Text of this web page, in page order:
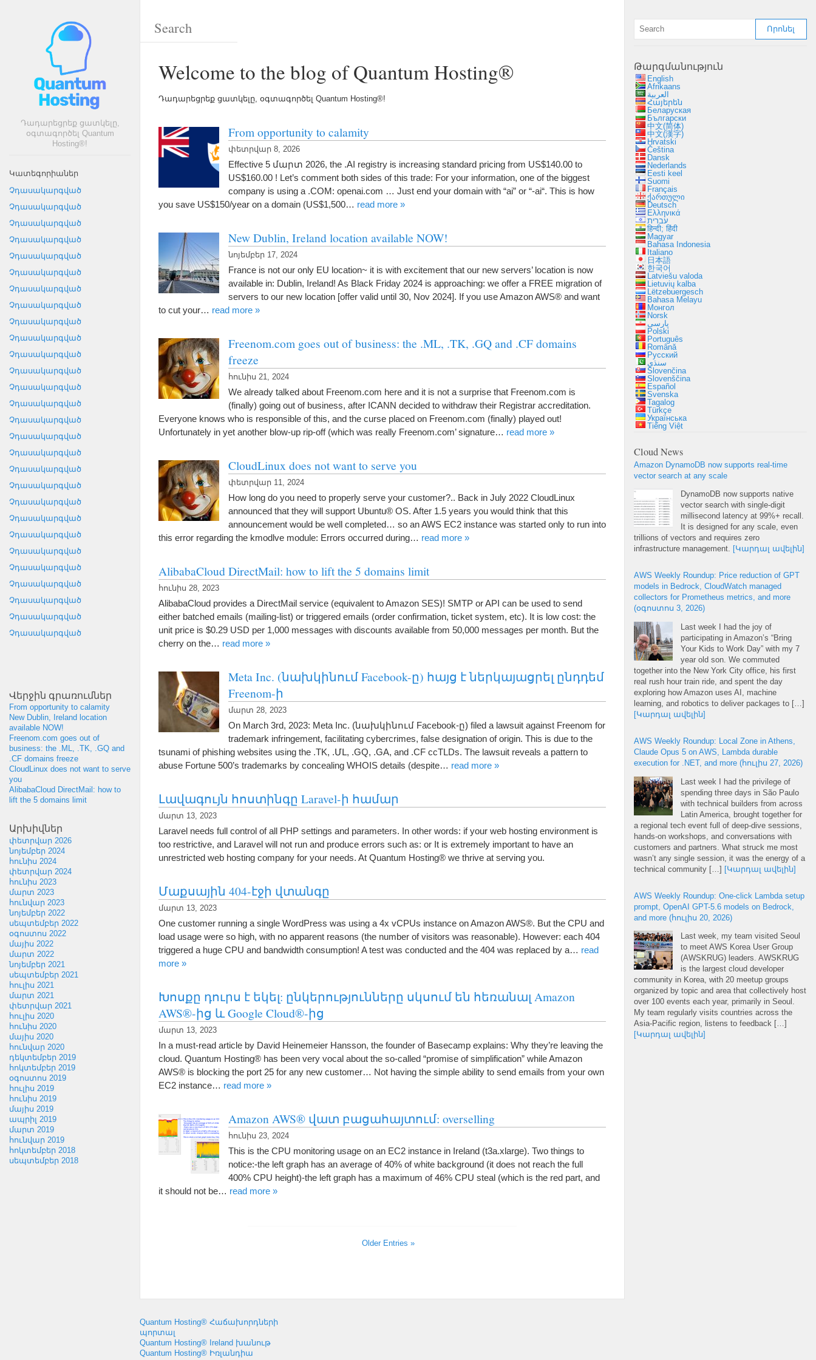
Դադարեցրեք ցատկելը,
օգտագործել Quantum
Hosting®!
Կատեգորիաներ
Չդասակարգված
Չդասակարգված
Չդասակարգված
Չդասակարգված
Չդասակարգված
Չդասակարգված
Չդասակարգված
Չդասակարգված
Չդասակարգված
Չդասակարգված
Չդասակարգված
Չդասակարգված
Չդասակարգված
Չդասակարգված
Չդասակարգված
Չդասակարգված
Չդասակարգված
Չդասակարգված
Չդասակարգված
Չդասակարգված
Չդասակարգված
Չդասակարգված
Չդասակարգված
Չդասակարգված
Չդասակարգված
Չդասակարգված
Չդասակարգված
Չդասակարգված
Վերջին գրառումներ
From opportunity to calamity
New Dublin
Ireland location
available NOW!
Freenom.com goes out of
business: the .ML TK
GQ and
.CF domains freeze
CloudLinux does not want to serve
you
AlibabaCloud DirectMail : how to
lift the 5 domains limit
Արխիվներ
փետրվար 2026
նոյեմբեր 2024
հունիս 2024
փետրվար 2024
հունիս 2023
մարտ 2023
հունվար 2023
նոյեմբեր 2022
սեպտեմբեր 2022
օգոստոս 2022
մայիս 2022
մարտ 2022
նոյեմբեր 2021
սեպտեմբեր 2021
հուլիս 2021
մարտ 2021
փետրվար 2021
հուլիս 2020
հունիս 2020
մայիս 2020
հունվար 2020
դեկտեմբեր 2019
հոկտեմբեր 2019
օգոստոս 2019
հուլիս 2019
հունիս 2019
մայիս 2019
ապրիլ 2019
մարտ 2019
հունվար 2019
հոկտեմբեր 2018
սեպտեմբեր 2018
Welcome to the blog of Quantum Hosting®
Դադարեցրեք ցատկելը, օգտագործել Quantum Hosting®!
From opportunity to calamity
փետրվար 8, 2026
Effective 5 մարտ 2026, the .AI registry is increasing standard pricing from US$140.00 to
US$160.00 ! Let’s comment both sides of this trade: For your information, one of the biggest
company is using a .COM: openai.com … Just end your domain with “ai” or “-ai“. This is how
you save US$150/year on a domain (US$1,500… read more »
New Dublin, Ireland location available NOW!
նոյեմբեր 17, 2024
France is not our only EU location~ it is with excitement that our new servers’ location is now
available in: Dublin, Ireland! As Black Friday 2024 is approaching: we offer a FREE migration of
servers to our new location [offer valid until 30, Nov 2024]. If you use Amazon AWS® and want
to cut your… read more »
Freenom.com goes out of business: the .ML, .TK, .GQ and .CF domains
freeze
հունիս 21, 2024
We already talked about Freenom.com here and it is not a surprise that Freenom.com is
(finally) going out of business, after ICANN decided to withdraw their Registrar accreditation.
Everyone knows who is responsible of this, and the curse placed on Freenom.com (finally) played out!
Unfortunately in yet another blow-up rip-off(which was really Freenom.com’signature… read more »
CloudLinux does not want to serve you
փետրվար 11, 2024
How long do you need to properly serve your customer?.. Back in July 2022 CloudLinux
announced that they will support Ubuntu® OS. After 1.5 years you would think that this
announcement would be well completed… so an AWS EC2 instance was started only to run into
this error regarding the kmodlve module: Errors occurred during… read more »
AlibabaCloud DirectMail: how to lift the 5 domains limit
հունիս 28, 2023
AlibabaCloud provides a DirectMail service (equivalent to Amazon SES)! SMTP or API can be used to send
either batched emails (mailing-list) or triggered emails (order confirmation, ticket system, etc). It is low cost: the
unit price is $0.29 USD per 1,000 messages with discounts available from 50,000 messages per month. But the
cherry on the… read more »
Meta Inc. (նախկինում Facebook-ը) հայց է ներկայացրել ընդդեմ
Freenom-ի
մարտ 28, 2023
On March 3rd, 2023: Meta Inc. (նախկինում Facebook-ը) filed a lawsuit against Freenom for
trademark infringement, facilitating cybercrimes, false designation of origin. This is due to the
tsunami of phishing websites using the .TK, .ՄԼ, .GQ, .GA, and .CF ccTLDs. The lawsuit reveals a pattern to
abuse Fortune 500’s trademarks by concealing WHOIS details (despite… read more »
Լավագույն հոստինգը Laravel-ի համար
մարտ 13, 2023
Laravel needs full control of all PHP settings and parameters. In other words: if your web hosting environment is
too restrictive, and Laravel will not run and produce errors such as: or It is extremely important to have an
unrestricted web hosting company for your needs. At Quantum Hosting® we thrive at serving you.
Մաքսային 404-էջի վտանգը
մարտ 13, 2023
One customer running a single WordPress was using a 4x vCPUs instance on Amazon AWS®. But the CPU and
load usage were so high, with no apparent reasons (the number of visitors was reasonable). However: each 404
triggered a huge CPU and bandwidth consumption! A test was conducted and the 404 was replaced by a… read
more »
Խոսքը դուրս է եկել: ընկերությունները սկսում են հեռանալ Amazon
AWS®-ից և Google Cloud®-ից
մարտ 13, 2023
In a must-read article by David Heinemeier Hansson, the founder of Basecamp explains: Why they’re leaving the
cloud. Quantum Hosting® has been very vocal about the so-called “promise of simplification” while Amazon
AWS® is blocking the port 25 for any new customer… Not having the simple ability to send emails from your own
EC2 instance… read more »
Amazon AWS® վատ բացահայտում: overselling
հունիս 23, 2024
This is the CPU monitoring usage on an EC2 instance in Ireland (t3a.xlarge). Two things to
notice:-the left graph has an average of40% of white background (it does not reach the full
400% CPU height)-the left graph has a maximum of46% CPU steal (which is the red part, and
it should not be… read more »
Older Entries »
Թարգմանություն
English
Afrikaans
العربية
Հայերեն
Беларуская
Български
中文(简体)
中文(漢字)
Hrvatski
Čeština
Dansk
Nederlands
Eesti keel
Suomi
Français
ქართული
Deutsch
Ελληνικά
עברית
हिन्दी; हिंदी
Magyar
Bahasa Indonesia
Italiano
日本語
한국어
Latviešu valoda
Lietuvių kalba
Lëtzebuergesch
Bahasa Melayu
Монгол
Norsk
پارسی
Polski
Português
Română
Русский
سنڌي
Slovenčina
Slovenščina
Español
Svenska
Tagalog
Türkçe
Українська
Tiếng Việt
Cloud News
Amazon DynamoDB now supports real-time
vector search at any scale
DynamoDB now supports native
vector search with single-digit
millisecond latency at99%+ recall .
It is designed for any scale, even
trillions of vectors and requires zero
infrastructure management. [Կարդալ ավելին]
AWS Weekly Roundup: Price reduction of GPT
models in Bedrock, CloudWatch managed
collectors for Prometheus metrics, and more
(օգոստոս 3, 2026)
Last week I had the joy of
participating in Amazon’s “Bring
Your Kids to Work Day” with my7
year old son. We commuted
together into the New York City office
his first
real rush hour train ride and spent the day
exploring how Amazon uses AI
machine
learning and robotics to deliver packages to […]
[Կարդալ ավելին]
AWS Weekly Roundup: Local Zone in Athens,
Claude Opus 5 on AWS, Lambda durable
execution for .NET , and more (հուլիս 27, 2026)
Last week I had the privilege of
spending three days in São Paulo
with technical builders from across
Latin America,
brought together for
a regional tech event full of deep-dive sessions
hands-on workshops
and conversations with
customers and partners
What struck me most
wasn’t any single session
it was the energy of a
technical community […] [Կարդալ ավելին]
AWS Weekly Roundup: One-click Lambda setup
prompt OpenAI GPT-5.6 models on Bedrock
and more (հուլիս 20, 2026)
Last week, my team visited Seoul
to meet AWS Korea User Group
(AWSKRUG) leaders. AWSKRUG
is the largest cloud developer
community in Korea, with 20 meetup groups
organized by topic and area that collectively host
over 100 events each year, primarily in Seoul .
My team regularly visits countries across the
Asia-Pacific region, listens to feedback […]
[Կարդալ ավելին]
Quantum Hosting® Հաճախորդների
պորտալ
Quantum Hosting® Ireland խանութ
Quantum Hosting® Իռլանդիա